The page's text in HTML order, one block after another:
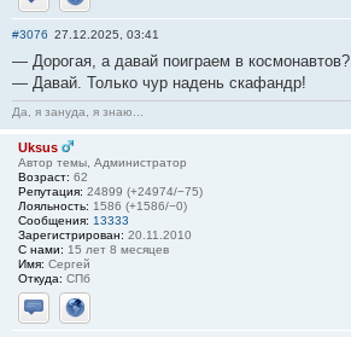
Отправить личное сообщение
Сайт
#3076 27.12.2025, 03:41
— Дорогая, а давай поиграем в космонавтов?
— Давай. Только чур надень скафандр!
Да, я зануда, я знаю...
Uksus
Автор темы, Администратор
Возраст: 62
Репутация: 24899 (+24974/−75)
Лояльность: 1586 (+1586/−0)
Сообщения: 13333
Зарегистрирован: 20.11.2010
С нами: 15 лет 8 месяцев
Имя: Сергей
Откуда: СПб
Отправить личное сообщение
Сайт